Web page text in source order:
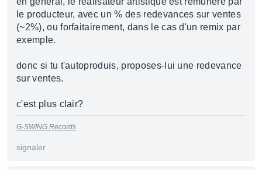
le producteur, avec un % des redevances sur ventes
(~2%), ou forfaitairement, dans le cas d'un remix par
exemple.
donc si tu t'autoproduis, proposes-lui une redevance
sur ventes.
c'est plus clair?
G-SWING Records
signaler